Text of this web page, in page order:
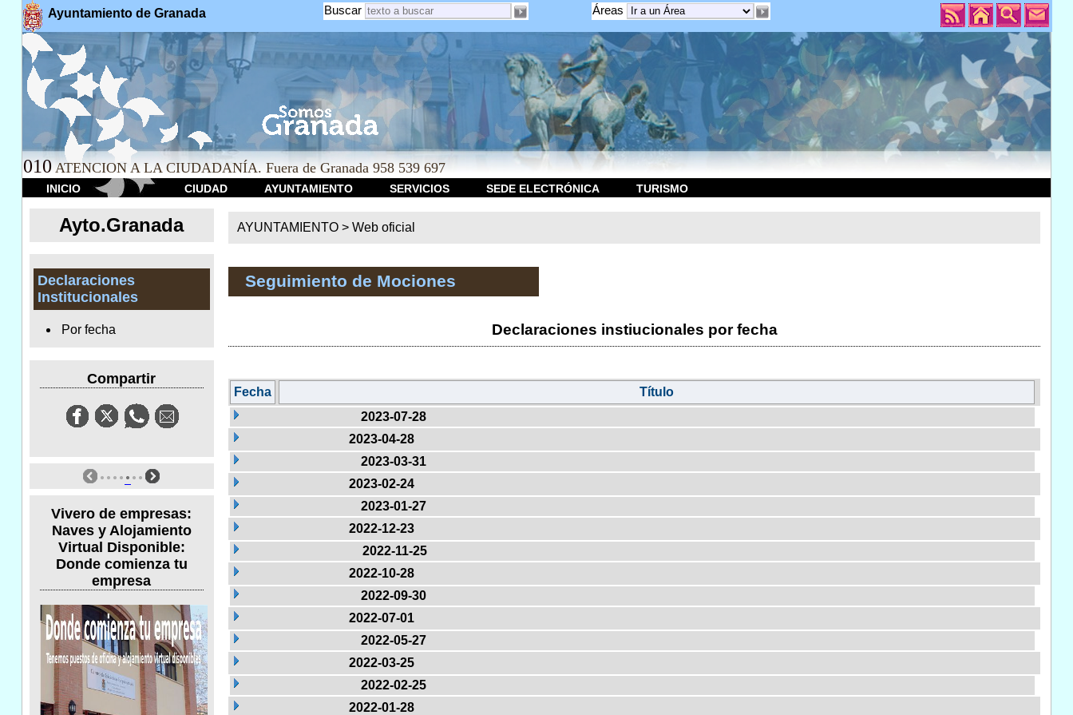
Ayuntamiento de Granada Áreas
Buscar
010 ATENCION A LA CIUDADANÍA. Fuera de Granada 958 539 697
INICIO CIUDAD AYUNTAMIENTO SERVICIOS SEDE ELECTRÓNICA TURISMO
Ayto.Granada
Declaraciones
Institucionales
Por fecha
Compartir
Vivero de empresas:
Naves y Alojamiento
Virtual Disponible:
Donde comienza tu
empresa
AYUNTAMIENTO > Web oficial
Seguimiento de Mociones
Declaraciones instiucionales por fecha
Fecha
Título
2023-07-28
2023-04-28
2023-03-31
2023-02-24
2023-01-27
2022-12-23
2022-11-25
2022-10-28
2022-09-30
2022-07-01
2022-05-27
2022-03-25
2022-02-25
2022-01-28